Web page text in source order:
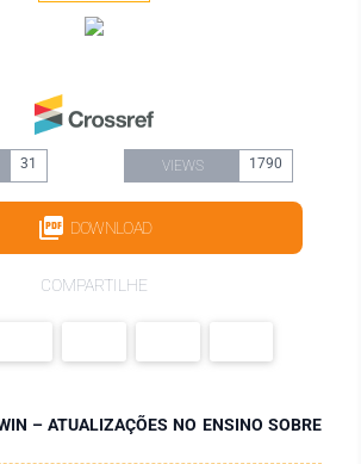
31 VIEWS 1790
DOWNLOAD
COMPARTILHE
– ATUALIZAÇÕES NO ENSINO SOBRE